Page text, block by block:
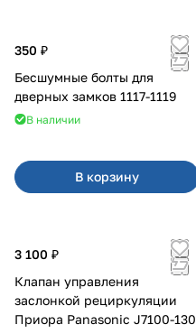
350 ₽
Бесшумные болты для
дверных замков 1117-1119
В наличии
В корзину
3 100 ₽
Клапан управления
заслонкой рециркуляции
Приора Panasonic J7100-130